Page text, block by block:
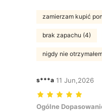
zamierzam kupić
brak zapachu (4)
nigdy nie
s***a 11 Jun,2026
Ogólne Dopasowanie:
Ogólne